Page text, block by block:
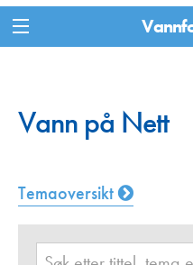
Vann på Nett
Temaoversikt